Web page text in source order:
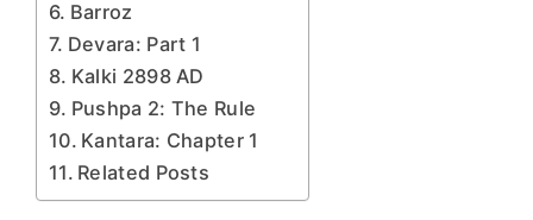
Barroz
Devara: Part 1
Kalki 2898 AD
Pushpa 2: The Rule
Kantara: Chapter 1
Related Posts